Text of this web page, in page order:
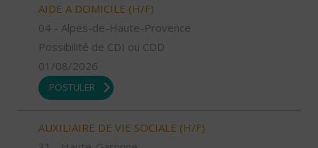
AIDE A DOMICILE (H/F)
04 - Alpes-de-Haute-Provence
Possibilité de CDI ou CDD
01/08/2026
POSTULER
AUXILIAIRE DE VIE SOCIALE (H/F)